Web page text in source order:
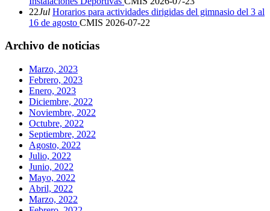
22Jul Horarios para actividades dirigidas del gimnasio del 3 al
16 de agosto CMIS 2026-07-22
Archivo de noticias
Marzo, 2023
Febrero, 2023
Enero, 2023
Diciembre, 2022
Noviembre, 2022
Octubre, 2022
Septiembre, 2022
Agosto, 2022
Julio, 2022
Junio, 2022
Mayo, 2022
Abril, 2022
Marzo, 2022